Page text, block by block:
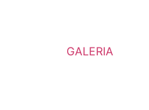
GALERIA